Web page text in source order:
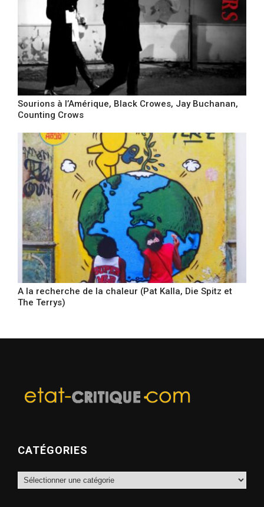
Sourions à l’Amérique, Black Crowes, Jay Buchanan,
Counting Crows
A la recherche de la chaleur (Pat Kalla, Die Spitz et
The Terrys)
CATÉGORIES
Catégories